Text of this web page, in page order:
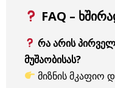
FAQ –
რა არის
მუშაობისას?
მიზნის მკაფიო